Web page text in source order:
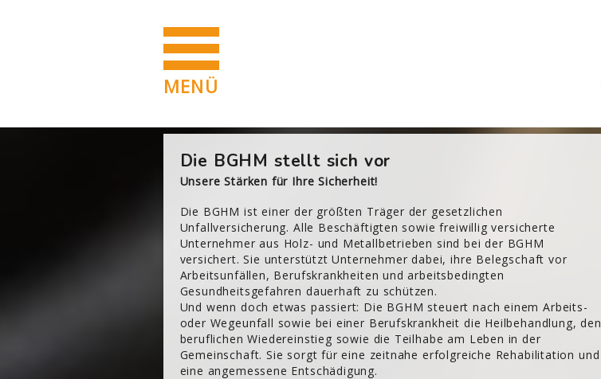
MENÜ
Die BGHM stellt sich vor
Unsere Stärken für Ihre Sicherheit!
Die BGHM ist einer der größten Träger der gesetzlichen
Unfallversicherung. Alle Beschäftigten sowie freiwillig versicherte
Unternehmer aus Holz- und Metallbetrieben sind bei der BGHM
versichert. Sie unterstützt Unternehmer dabei, ihre Belegschaft vor
Arbeitsunfällen, Berufskrankheiten und arbeitsbedingten
Gesundheitsgefahren dauerhaft zu schützen.
Und wenn doch etwas passiert: Die BGHM steuert nach einem Arbeits-
oder Wegeunfall sowie bei einer Berufskrankheit die Heilbehandlung, den
beruflichen Wiedereinstieg sowie die Teilhabe am Leben in der
Gemeinschaft. Sie sorgt für eine zeitnahe erfolgreiche Rehabilitation und
eine angemessene Entschädigung.